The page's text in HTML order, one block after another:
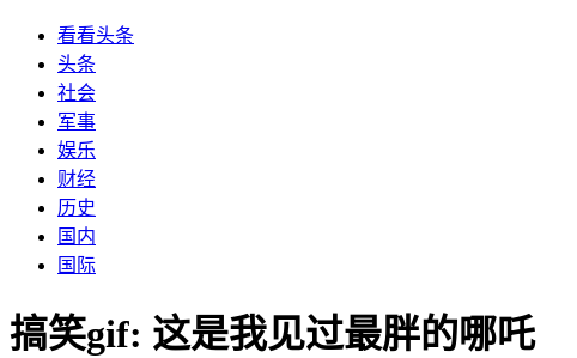
看看头条
头条
社会
军事
娱乐
财经
历史
国内
国际
搞笑gif: 这是我见过最胖的哪吒